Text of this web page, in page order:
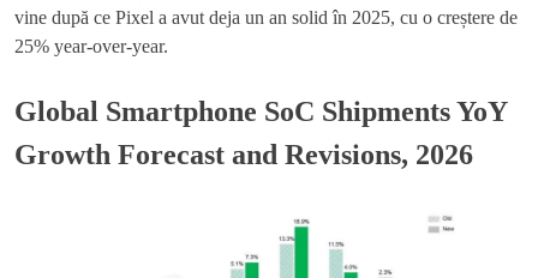
vine după ce Pixel a avut deja un an solid în 2025, cu o creștere de
25% year-over-year.
Global Smartphone SoC Shipments YoY
Growth Forecast and Revisions, 2026